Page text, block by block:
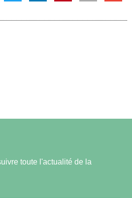
toute l'actualité de la